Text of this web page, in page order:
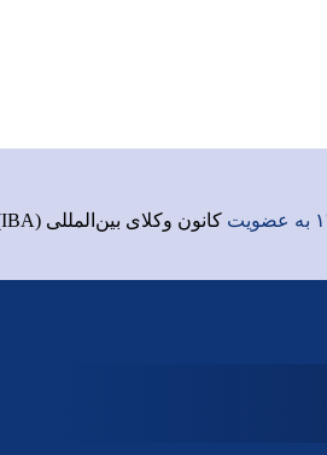
کانون وکلای بین‌المللی (IBA)